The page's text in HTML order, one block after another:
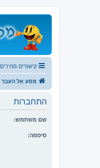
קישורים מהירים
מסע אל העבר
התחברות
שם משתמש:
סיסמה: